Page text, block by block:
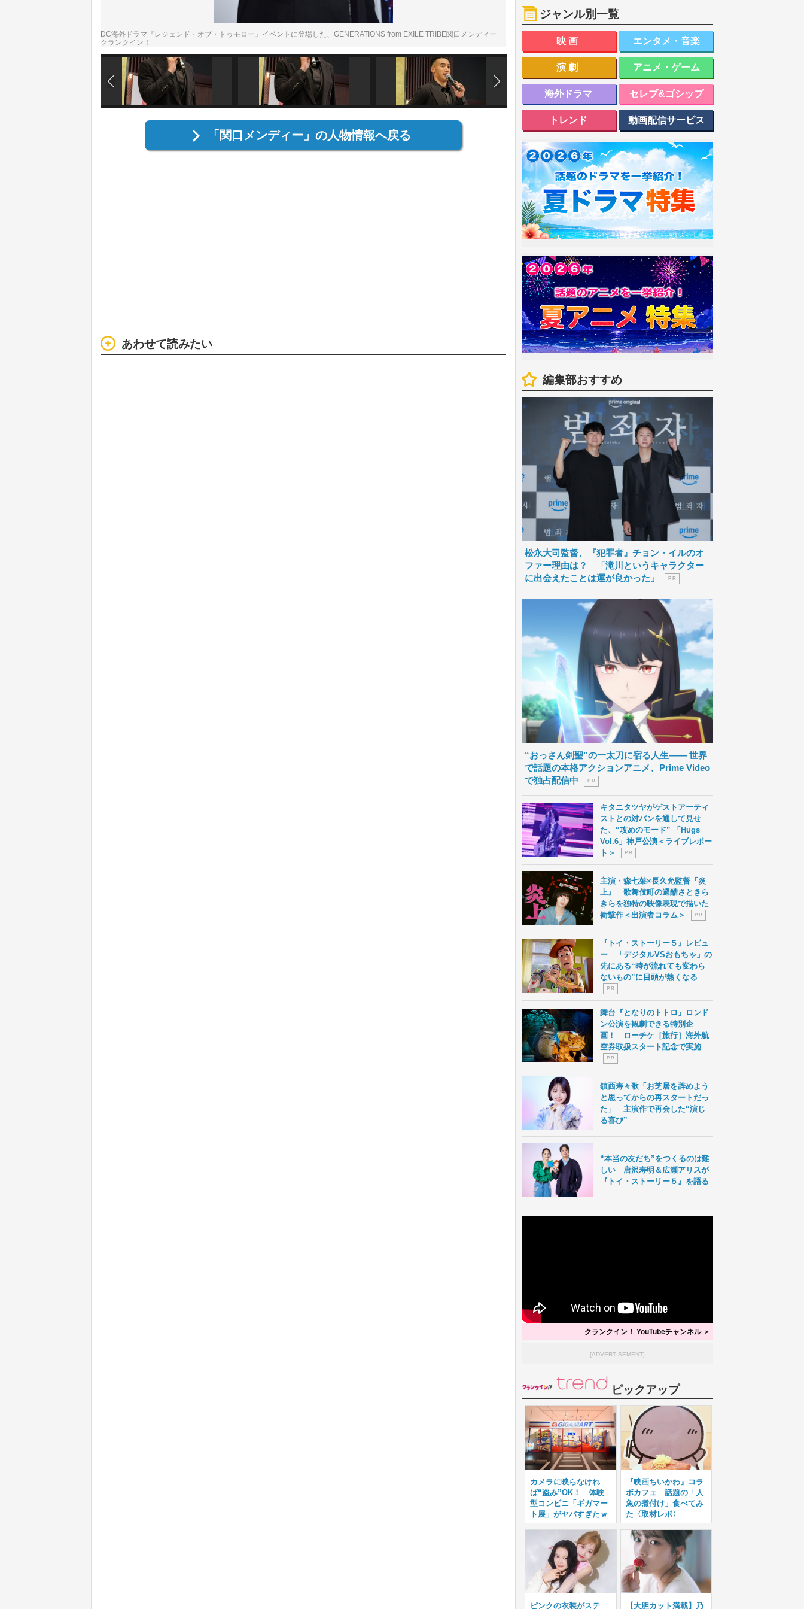
DC海外ドラマ『レジェンド・オブ・トゥモロー』イベントに登場した、GENERATIONS from EXILE TRIBE関口メンディー
クランクイン！
「関口メンディー」の人物情報へ戻る
あわせて読みたい
ジャンル別一覧
映画 エンタメ・音楽
演劇 アニメ・ゲーム
海外ドラマ セレブ&ゴシップ
トレンド 動画配信サービス
編集部おすすめ
松永大司監督、『犯罪者』チョン・イルのオ
ファー理由は？ 「滝川というキャラクター
に出会えたことは運が良かった」
P R
“おっさん剣聖”の一太刀に宿る人生―― 世界
で話題の本格アクションアニメ、Prime Video
で独占配信中
P R
キタニタツヤがゲストアーティ
ストとの対バンを通して見せ
た、“攻めのモード” 「Hugs
Vol.6」神戸公演＜ライブレポー
ト＞
P R
主演・森七菜×長久允監督『炎
上』 歌舞伎町の過酷さときら
きらを独特の映像表現で描いた
衝撃作＜出演者コラム＞
P R
『トイ・ストーリー５』レビュ
ー 「デジタルVSおもちゃ」の
先にある“時が流れても変わら
ないもの”に目頭が熱くなる
P R
舞台『となりのトトロ』ロンド
ン公演を観劇できる特別企
画！ ローチケ［旅行］海外航
空券取扱スタート記念で実施
P R
鎮西寿々歌「お芝居を辞めよう
と思ってからの再スタートだっ
た」 主演作で再会した“演じ
る喜び”
“本当の友だち”をつくるのは難
しい 唐沢寿明＆広瀬アリスが
『トイ・ストーリー５』を語る
クランクイン！ YouTubeチャンネル ＞
[ADVERTISEMENT]
ピックアップ
カメラに映らなけれ
ば“盗み”OK！ 体験
型コンビニ「ギガマー
ト展」がヤバすぎたｗ
『映画ちいかわ』コラ
ボカフェ 話題の「人
魚の煮付け」食べてみ
た〈取材レポ〉
ピンクの衣装がステ 【大胆カット満載】乃